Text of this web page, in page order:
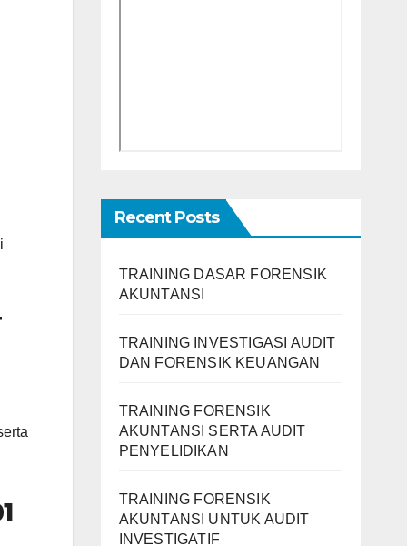
Recent Posts
TRAINING DASAR FORENSIK
AKUNTANSI
TRAINING INVESTIGASI AUDIT
DAN FORENSIK KEUANGAN
TRAINING FORENSIK
AKUNTANSI SERTA AUDIT
PENYELIDIKAN
TRAINING FORENSIK
AKUNTANSI UNTUK AUDIT
INVESTIGATIF